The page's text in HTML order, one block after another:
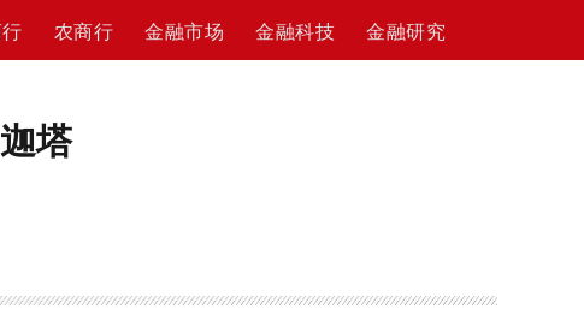
农商行 金融市场 金融科技 金融研究
塔